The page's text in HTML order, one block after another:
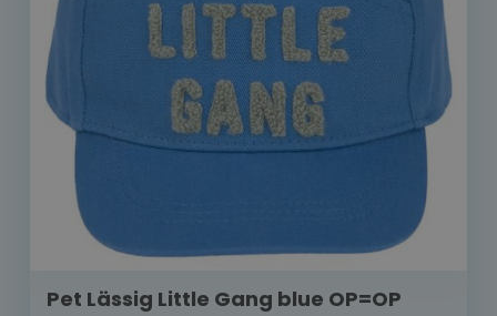
Pet Lässig Little Gang blue OP=OP